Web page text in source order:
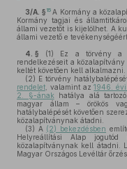
3/A. § 15 A Kormány a
Kormány tagjai és
állami vezetőt is kijelölhet. A
állami vezető e
4. § (1) Ez a törvény a
rendelkezéseit a
keltét követően kell alkalmazni.
(2) E törvény
rendelet , valamint az1946.
2. §-ának hatálya alá
magyar állam – örökös
hatálybalépését követően
közalapítványnak átadni.
(3) A (2) bekezdésben
Helyreállítási Alap
közalapítványnak kell átadni.
Magyar Országos Levéltár